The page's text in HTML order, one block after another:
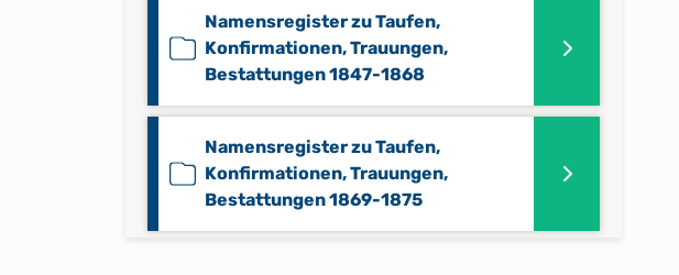
Namensregister zu Taufen,
Konfirmationen, Trauungen,
Bestattungen 1847-1868
Namensregister zu Taufen,
Konfirmationen, Trauungen,
Bestattungen 1869-1875